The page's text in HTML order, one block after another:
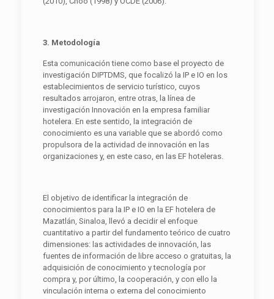
3. Metodología
Esta comunicación tiene como base el proyecto de
investigación DIPTDMS, que focalizó la IP e IO en los
establecimientos de servicio turístico, cuyos
resultados arrojaron, entre otras, la línea de
investigación Innovación en la empresa familiar
hotelera. En este sentido, la integración de
conocimiento es una variable que se abordó como
propulsora de la actividad de innovación en las
organizaciones y, en este caso, en las EF hoteleras.
El objetivo de identificar la integración de
conocimientos para la IP e IO en la EF hotelera de
Mazatlán, Sinaloa, llevó a decidir el enfoque
cuantitativo a partir del fundamento teórico de cuatro
dimensiones: las actividades de innovación, las
fuentes de información de libre acceso o gratuitas, la
adquisición de conocimiento y tecnología por
compra y, por último, la cooperación, y con ello la
vinculación interna o externa del conocimiento